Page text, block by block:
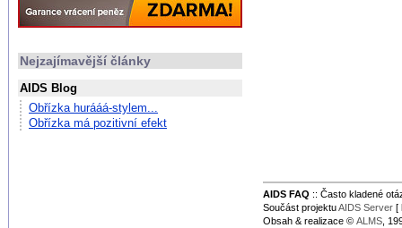
Nejzajímavější články
AIDS Blog
Obřízka hurááá-stylem...
Obřízka má pozitivní efekt
AIDS FAQ :: Často kladené
Součást projektuAIDS Server [
Obsah & realizace © ALMS ,